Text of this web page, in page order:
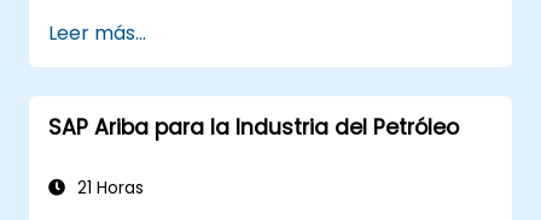
Leer más...
SAP Ariba para la Industria del Petróleo
21 Horas